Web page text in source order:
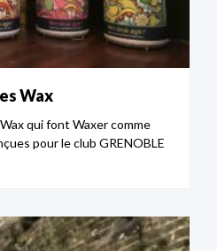
Wax
qui font Waxer comme
pour le club GRENOBLE